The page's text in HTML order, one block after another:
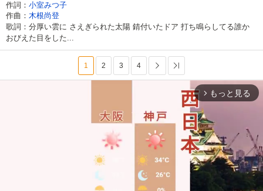
作詞： 小室みつ子
作曲： 木根尚登
歌詞：分厚い雲に さえぎられた太陽 錆付いたドア 打ち鳴らしてる誰か
おびえた目をした...
1 2 3 4 次へ
arrow_forward_ios もっと見る